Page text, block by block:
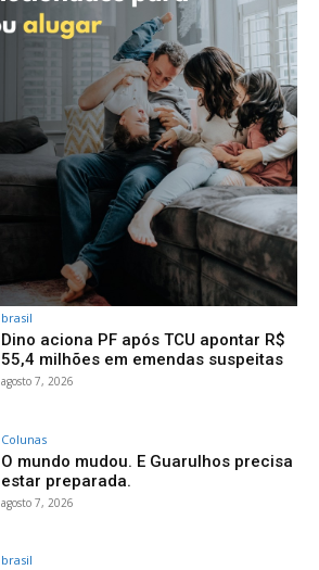
brasil
Dino aciona PF após TCU apontar R$
55,4 milhões em emendas suspeitas
agosto 7, 2026
Colunas
O mundo mudou. E Guarulhos precisa
estar preparada.
agosto 7, 2026
brasil